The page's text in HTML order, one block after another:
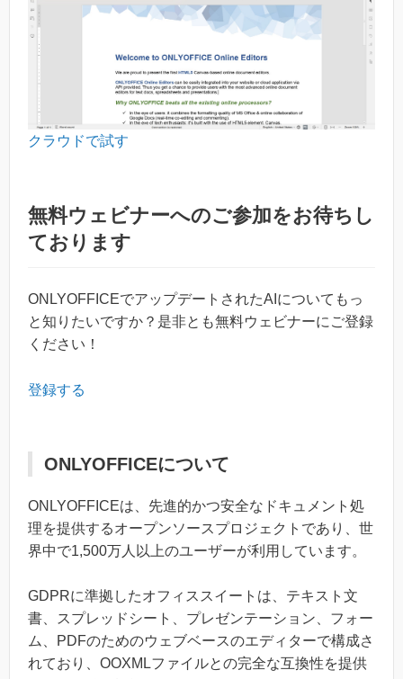
クラウドで試す
無料ウェビナーへのご参加をお待ちし
ております
ONLYOFFICEでアップデートされたAIについてもっ
と知りたいですか？是非とも無料ウェビナーにご登録
ください！
登録する
ONLYOFFICEについて
ONLYOFFICEは、先進的かつ安全なドキュメント処
理を提供するオープンソースプロジェクトであり、世
界中で1,500万人以上のユーザーが利用しています。
GDPRに準拠したオフィススイートは、テキスト文
書、スプレッドシート、プレゼンテーション、フォー
ム、PDFのためのウェブベースのエディターで構成さ
れており、OOXMLファイルとの完全な互換性を提供